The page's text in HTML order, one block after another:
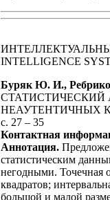
INTELLIGENCE
Буряк Ю. И.,
НЕАУТЕНТИЧНЫХ
с. 27 – 35
Контактная
Аннотация.
статистическим
негодными. Точечная
квадратов;
большой и малой